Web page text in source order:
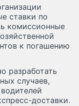
ставки по
комиссионные
к погашению
разработать
случаев,
доставки.